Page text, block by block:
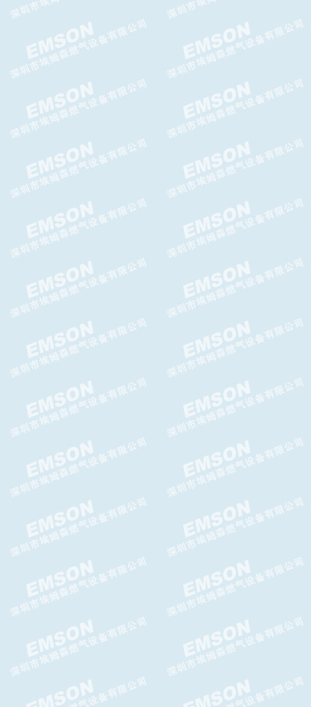
CELTIC-N氮封阀,GASCAT氮封
Argos Relief放散阀,Argos
Relief泄压阀
G10F切断阀,G10F超压切断阀
TWIN燃气关断阀,TWIN切断
PI减压阀,PI调压器GASCAT减
HORUS减压阀HORUS调压器